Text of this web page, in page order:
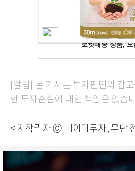
[알림] 본 기사는 투자판단의 참
한 투자손실에 대한 책임은 없습
< 저작권자 ⓒ 데이터투자, 무단